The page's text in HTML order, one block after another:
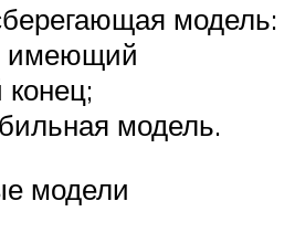
модель:
имеющий
конец;
модель.
модели